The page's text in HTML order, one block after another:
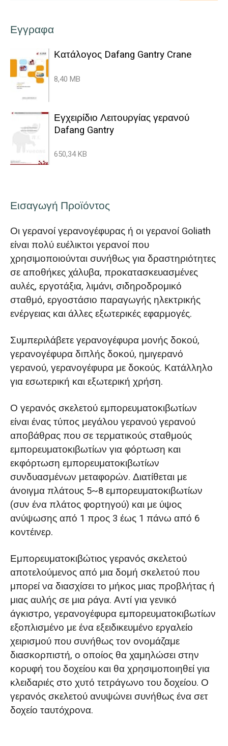
Εγγραφα
Κατάλογος Dafang Gantry Crane
8,40 MB
Εγχειρίδιο Λειτουργίας γερανού
Dafang Gantry
650,34 KB
Εισαγωγή Προϊόντος
Οι γερανοί γερανογέφυρας ή οι γερανοί Goliath
είναι πολύ ευέλικτοι γερανοί που
χρησιμοποιούνται συνήθως για δραστηριότητες
σε αποθήκες χάλυβα, προκατασκευασμένες
αυλές, εργοτάξια, λιμάνι, σιδηροδρομικό
σταθμό, εργοστάσιο παραγωγής ηλεκτρικής
ενέργειας και άλλες εξωτερικές εφαρμογές.
Συμπεριλάβετε γερανογέφυρα μονής δοκού,
γερανογέφυρα διπλής δοκού, ημιγερανό
γερανού, γερανογέφυρα με δοκούς. Κατάλληλο
για εσωτερική και εξωτερική χρήση.
Ο γερανός σκελετού εμπορευματοκιβωτίων
είναι ένας τύπος μεγάλου γερανού γερανού
αποβάθρας που σε τερματικούς σταθμούς
εμπορευματοκιβωτίων για φόρτωση και
εκφόρτωση εμπορευματοκιβωτίων
συνδυασμένων μεταφορών. Διατίθεται με
άνοιγμα πλάτους 5~8 εμπορευματοκιβωτίων
(συν ένα πλάτος φορτηγού) και με ύψος
ανύψωσης από 1 προς 3 έως 1 πάνω από 6
κοντέινερ.
Εμπορευματοκιβώτιος γερανός σκελετού
αποτελούμενος από μια δομή σκελετού που
μπορεί να διασχίσει το μήκος μιας προβλήτας ή
μιας αυλής σε μια ράγα. Αντί για γενικό
άγκιστρο, γερανογέφυρα εμπορευματοκιβωτίων
εξοπλισμένο με ένα εξειδικευμένο εργαλείο
χειρισμού που συνήθως τον ονομάζαμε
διασκορπιστή, ο οποίος θα χαμηλώσει στην
κορυφή του δοχείου και θα χρησιμοποιηθεί για
κλειδαριές στο χυτό τετράγωνο του δοχείου. Ο
γερανός σκελετού ανυψώνει συνήθως ένα σετ
δοχείο ταυτόχρονα.